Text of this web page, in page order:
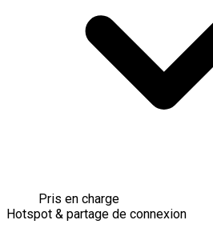
Pris en charge
Hotspot & partage de connexion